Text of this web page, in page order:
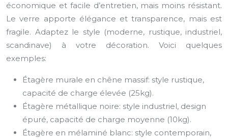
économique et facile d’entretien, mais moins résistant.
Le verre apporte élégance et transparence, mais est
fragile. Adaptez le style (moderne, rustique, industriel,
scandinave) à votre décoration. Voici quelques
exemples:
Étagère murale en chêne massif: style rustique,
capacité de charge élevée (25kg).
Étagère métallique noire: style industriel, design
épuré, capacité de charge moyenne (10kg).
Étagère en mélaminé blanc: style contemporain,